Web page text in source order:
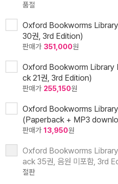
품절
Oxford Bookworms
30권, 3rd Edition)
판매가 351,000원
Oxford Bookworm Library
ck 21권, 3rd Edition)
판매가 255,150원
Oxford Bookworms
(Paperback + MP3
판매가 13,950원
Oxford Bookworms
ack 35권, 음원 미포함, 3rd
절판